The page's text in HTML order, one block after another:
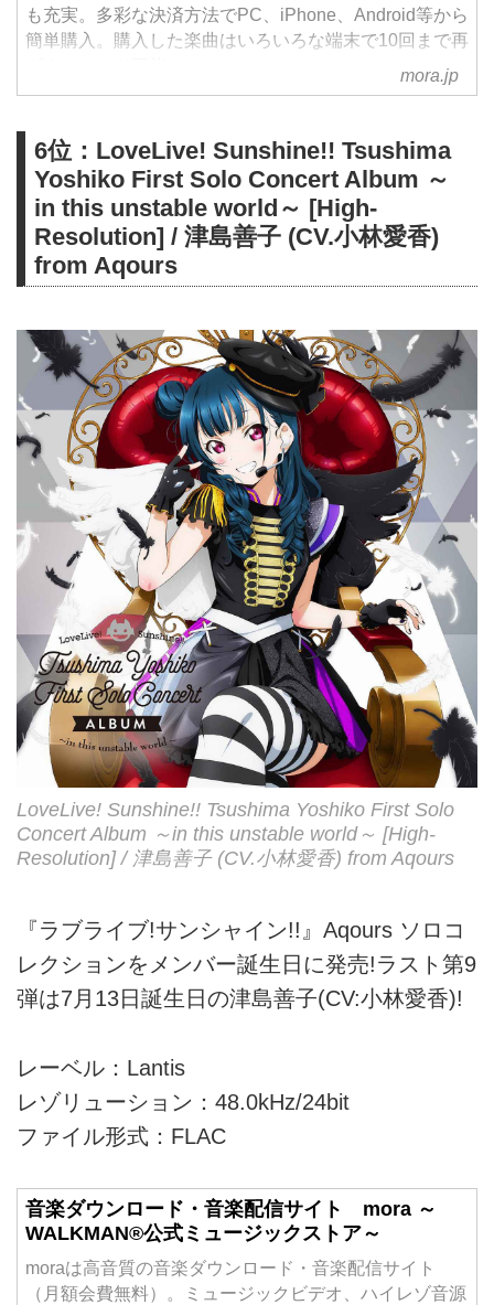
も充実。多彩な決済方法でPC、iPhone、Android等から
簡単購入。購入した楽曲はいろいろな端末で10回まで再
mora.jp
6位：LoveLive! Sunshine!! Tsushima
Yoshiko First Solo Concert Album ～
in this unstable world～ [High-
Resolution] / 津島善子 (CV.小林愛香)
from Aqours
LoveLive! Sunshine!! Tsushima Yoshiko First Solo
Concert Album ～in this unstable world～ [High-
Resolution] / 津島善子 (CV.小林愛香) from Aqours
『ラブライブ!サンシャイン!!』Aqours ソロコ
レクションをメンバー誕生日に発売!ラスト第9
弾は7月13日誕生日の津島善子(CV:小林愛香)!
レーベル：Lantis
レゾリューション：48.0kHz/24bit
ファイル形式：FLAC
音楽ダウンロード・音楽配信サイト mora ～
WALKMAN®公式ミュージックストア～
moraは高音質の音楽ダウンロード・音楽配信サイト
（月額会費無料）。ミュージックビデオ、ハイレゾ音源